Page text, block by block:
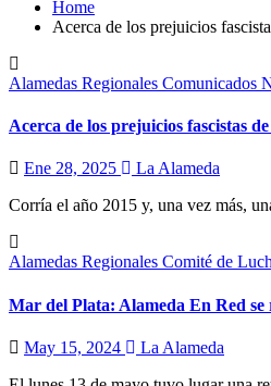
Home
Acerca de los prejuicios
Alamedas Regionales Comunicados
Acerca de los prejuicios fascistas
Ene 28, 2025
La Alameda
Corría el año 2015 y, una vez más,
Alamedas Regionales Comité de
Mar del Plata: Alameda En Red
May 15, 2024
La Alameda